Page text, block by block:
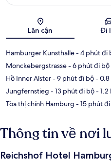
Lân cận Đi
Hamburger Kunsthalle- 4 phút đi
Monckebergstrasse- 6 phút đi bộ
Hồ Inner Alster- 9 phút đi bộ- 0.8
Jungfernstieg - 13 phút đi bộ- 1.2
Tòa thị chính Hamburg - 15 phút
Thông tin về nơi
Reichshof Hotel